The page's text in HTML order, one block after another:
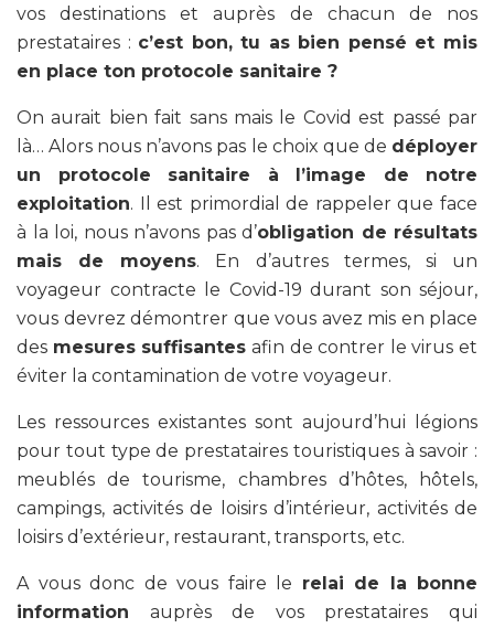
vos destinations et auprès de chacun de nos
prestataires : c’est bon, tu as bien pensé et mis
en place ton protocole sanitaire ?
On aurait bien fait sans mais le Covid est passé par
là… Alors nous n’avons pas le choix que de déployer
un protocole sanitaire à l’image de notre
exploitation. Il est primordial de rappeler que face
à la loi, nous n’avons pas d’obligation de résultats
mais de moyens. En d’autres termes, si un
voyageur contracte le Covid-19 durant son séjour,
vous devrez démontrer que vous avez mis en place
des mesures suffisantes afin de contrer le virus et
éviter la contamination de votre voyageur.
Les ressources existantes sont aujourd’hui légions
pour tout type de prestataires touristiques à savoir :
meublés de tourisme, chambres d’hôtes, hôtels,
campings, activités de loisirs d’intérieur, activités de
loisirs d’extérieur, restaurant, transports, etc.
A vous donc de vous faire le relai de la bonne
information auprès de vos prestataires qui